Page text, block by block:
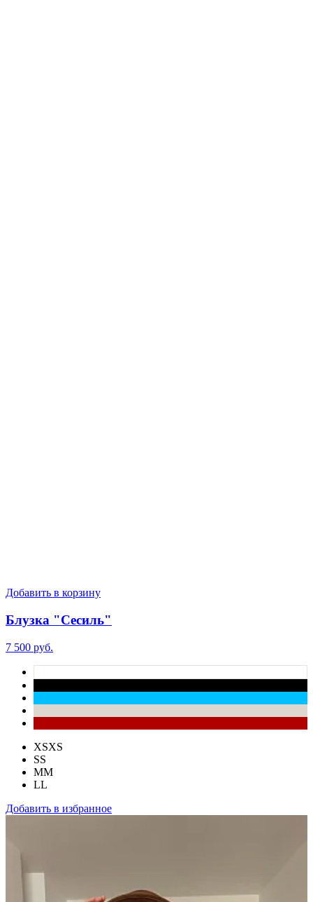
Добавить в корзину
Блузка "Сесиль"
7 500 руб.
XSXS
SS
MM
LL
Добавить в избранное